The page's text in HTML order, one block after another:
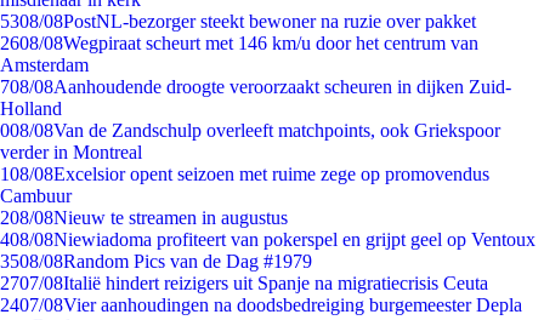
5308/08PostNL-bezorger steekt bewoner na ruzie over pakket
2608/08Wegpiraat scheurt met 146 km/u door het centrum van
Amsterdam
708/08Aanhoudende droogte veroorzaakt scheuren in dijken Zuid-
Holland
008/08Van de Zandschulp overleeft matchpoints, ook Griekspoor
verder in Montreal
108/08Excelsior opent seizoen met ruime zege op promovendus
Cambuur
208/08Nieuw te streamen in augustus
408/08Niewiadoma profiteert van pokerspel en grijpt geel op Ventoux
3508/08Random Pics van de Dag #1979
2707/08Italië hindert reizigers uit Spanje na migratiecrisis Ceuta
2407/08Vier aanhoudingen na doodsbedreiging burgemeester Depla